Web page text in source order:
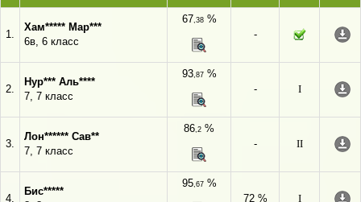
1.
Хам***** Мар***
6в, 6 класс
67,38%
-
2.
Нур*** Аль****
7, 7 класс
93,87%
-
I
3.
Лон****** Сав**
7, 7 класс
86,2 %
-
II
4.
Бис*****
95,67%
72 %
I